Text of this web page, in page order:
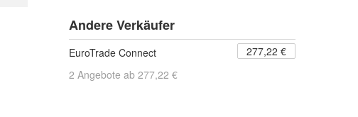
Andere Verkäufer
EuroTrade Connect
277,22 €
2 Angebote ab 277,22 €